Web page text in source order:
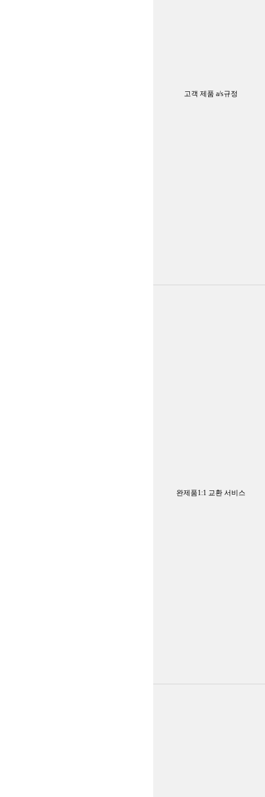
고객 제품 a/s규정
완제품1:1 교환 서비스